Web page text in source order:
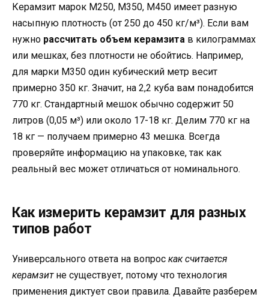
Керамзит марок М250, М350, М450 имеет разную
насыпную плотность (от 250 до 450 кг/м³). Если вам
нужно рассчитать объем керамзита в килограммах
или мешках, без плотности не обойтись. Например,
для марки М350 один кубический метр весит
примерно 350 кг. Значит, на 2,2 куба вам понадобится
770 кг. Стандартный мешок обычно содержит 50
литров (0,05 м³) или около 17-18 кг. Делим 770 кг на
18 кг — получаем примерно 43 мешка. Всегда
проверяйте информацию на упаковке, так как
реальный вес может отличаться от номинального.
Как измерить керамзит для разных
типов работ
Универсального ответа на вопрос как считается
керамзитне существует, потому что технология
применения диктует свои правила. Давайте разберем